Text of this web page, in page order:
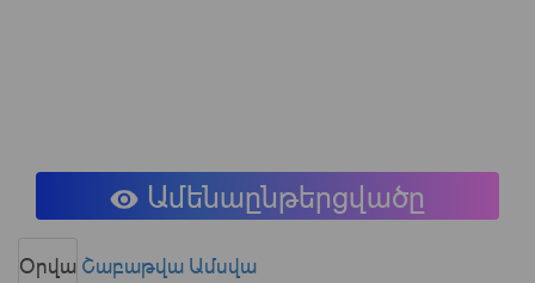
Ամենաընթերցվածը
Օրվա Շաբաթվա Ամսվա